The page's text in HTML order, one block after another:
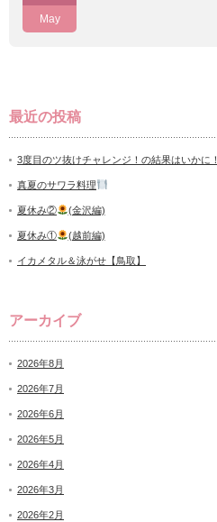
May
最近の投稿
3度目のツ抜けチャレンジ！の結果はいかに！
真夏のサワラ料理
夏休み② (金沢編)
夏休み① (越前編)
イカメタル＆泳がせ【鳥取】
アーカイブ
2026年8月
2026年7月
2026年6月
2026年5月
2026年4月
2026年3月
2026年2月